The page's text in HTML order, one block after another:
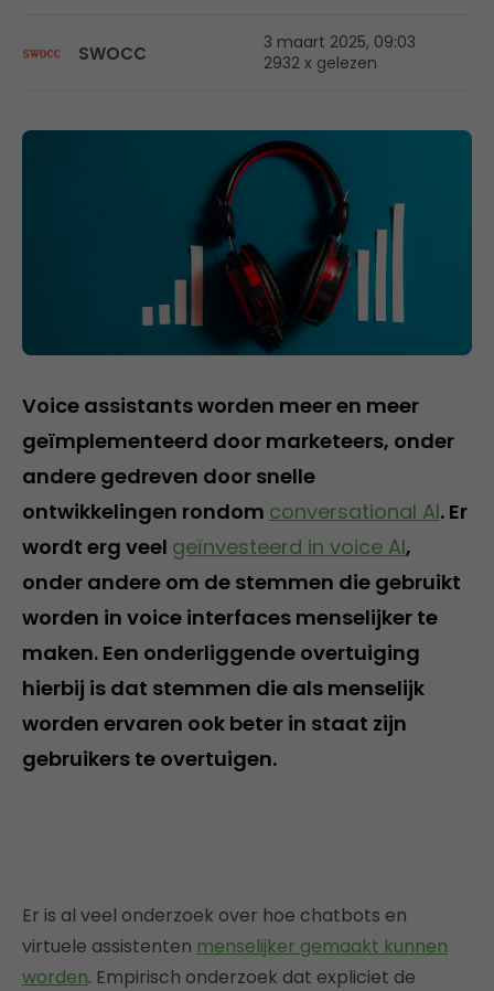
SWOCC
3 maart 2025, 09:03
2932 x gelezen
Voice assistants worden meer en meer
geïmplementeerd door marketeers, onder
andere gedreven door snelle
ontwikkelingen rondom conversational AI. Er
wordt erg veel geïnvesteerd in voice AI,
onder andere om de stemmen die gebruikt
worden in voice interfaces menselijker te
maken. Een onderliggende overtuiging
hierbij is dat stemmen die als menselijk
worden ervaren ook beter in staat zijn
gebruikers te overtuigen.
Er is al veel onderzoek over hoe chatbots en
virtuele assistenten menselijker gemaakt kunnen
worden. Empirisch onderzoek dat expliciet de